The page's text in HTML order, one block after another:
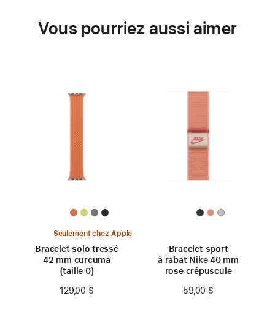
Vous pourriez aussi aimer
Seulement chez Apple
Bracelet solo tressé
42 mm curcuma
(taille 0)
129,00 $
Bracelet sport
à rabat Nike 40 mm
rose crépuscule
59,00 $